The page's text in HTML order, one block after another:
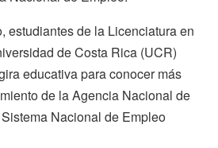
estudiantes de la Licenciatura en
de Costa Rica (UCR)
educativa para conocer más
de la Agencia Nacional de
Nacional de Empleo